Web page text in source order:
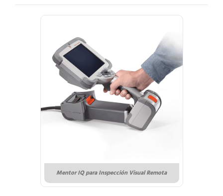
Mentor IQ para Inspección Visual Remota